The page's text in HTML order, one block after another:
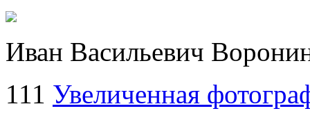
Иван Васильевич
111 Увеличенная